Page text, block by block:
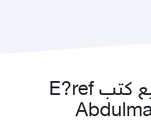
عرض جميع كتب E?ref